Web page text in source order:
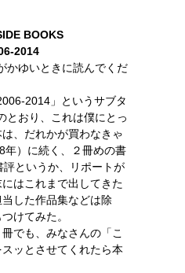
BOOKS
2014
かゆいときに読んでくだ
2014」というサブタ
とおり、これは僕にとっ
、だれかが買わなきゃ
年）に続く、２冊めの書
というか、リポートが
はこれまで出してきた
した作品集などは除
けてみた。
でも、みなさんの「こ
ッとさせてくれたら本